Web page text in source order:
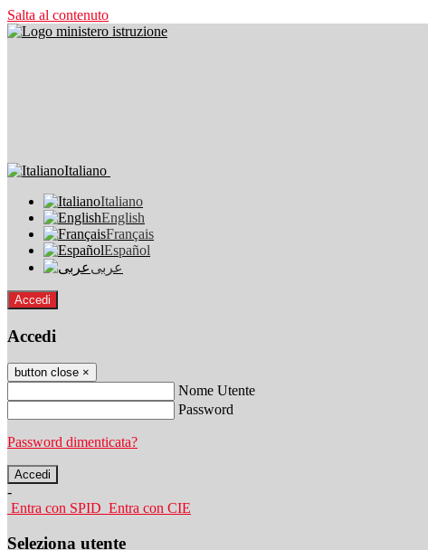
Salta al contenuto
Italiano
Italiano
English
Français
Español
عربى
Accedi
Accedi
button close ×
Nome Utente
Password
Password dimenticata?
-
Entra con SPID Entra con CIE
Seleziona utente